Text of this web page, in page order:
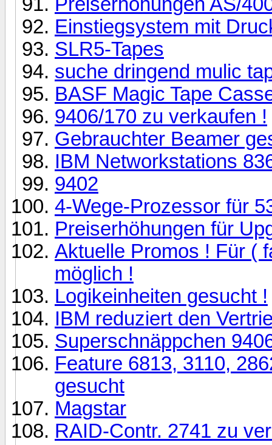
Einstiegsystem mit
SLR5-Tapes
suche dringend mulic
BASF Magic Tape
9406/170 zu verkaufen !
Gebrauchter Beamer
IBM Networkstations
9402
4-Wege-Prozessor für
Preiserhöhungen für
Aktuelle Promos ! Für (
möglich !
Logikeinheiten gesucht !
IBM reduziert den
Superschnäppchen
Feature 6813, 3110,
gesucht
Magstar
RAID-Contr. 2741 zu